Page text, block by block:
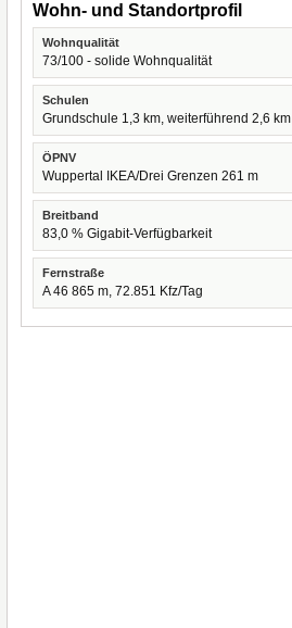
Wohn- und Standortprofil
Wohnqualität
73/100 - solide Wohnqualität
Schulen
Grundschule 1,3 km, weiterführend 2,6 km
ÖPNV
Wuppertal IKEA/Drei Grenzen 261 m
Breitband
83,0 % Gigabit-Verfügbarkeit
Fernstraße
A 46 865 m, 72.851 Kfz/Tag